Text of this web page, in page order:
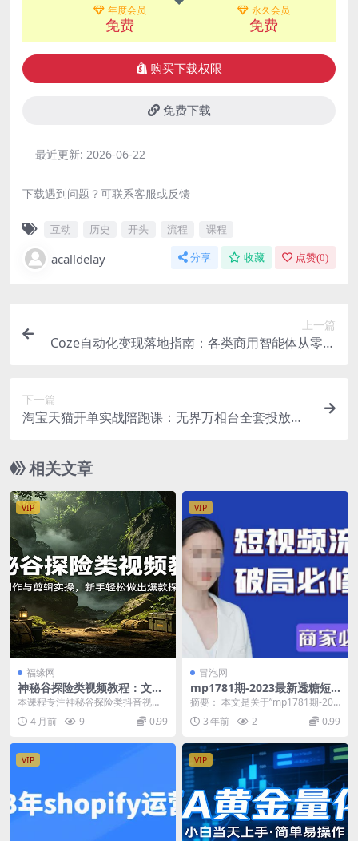
年度会员
免费
永久会员
免费
购买下载权限
免费下载
最近更新: 2026-06-22
下载遇到问题？可联系客服或反馈
互动 历史 开头 流程 课程
acalldelay 分享 收藏 点赞(0)
上一篇
Coze自动化变现落地指南：各类商用智能体从零搭
下一篇
淘宝天猫开单实战陪跑课：无界万相台全套投放，1
相关文章
VIP
福缘网
神秘谷探险类视频教程：文案
创作与剪辑实操，新手轻松做
出爆款探险视频
本课程专注神秘谷探险类抖音视频
制作，全程实操教学。课程分多个
课时细致讲解探险视频...
4 月前 9 0.99
VIP
冒泡网
mp1781期-2023最新透糖短
视频流量破局必修课——商家
必学(“2023最新透糖短视频流
量破局必修课——商家必学”掌
家业绩飞跃。)
摘要： 本文是关于”mp1781期-202
3最新透糖短视频流量破局必...
3 年前 2 0.99
VIP VIP